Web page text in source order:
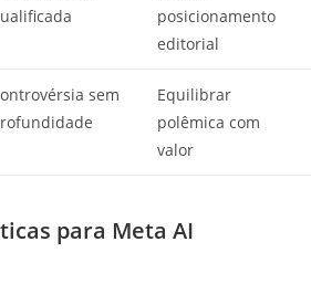
posicionamento
editorial
sem
Equilibrar
polêmica com
valor
para Meta AI